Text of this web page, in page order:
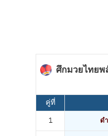
ศึกมวยไทยพ
คู่ที่
1 ด